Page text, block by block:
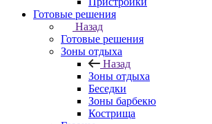
Готовые решения
Назад
Готовые решения
Зоны отдыха
Назад
Зоны отдыха
Беседки
Зоны барбекю
Кострища